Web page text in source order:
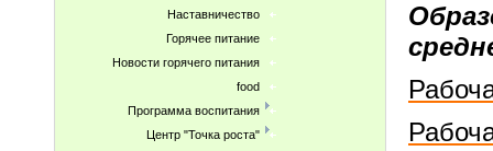
Наставничество
Горячее питание
Новости горячего питания
food
Программа воспитания
Центр "Точка роста"